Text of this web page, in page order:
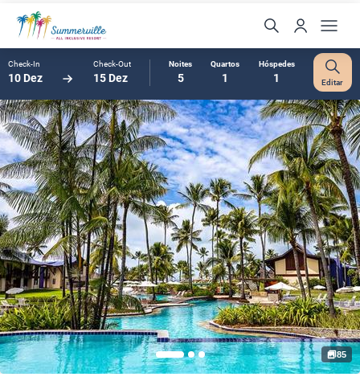
Check-In
10 Dez
Check-Out
15 Dez
Noites
5
Quartos
1
Hóspedes
1 Editar
85